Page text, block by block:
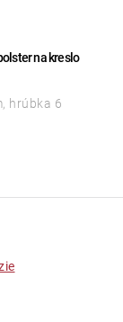
na kreslo
hrúbka 6